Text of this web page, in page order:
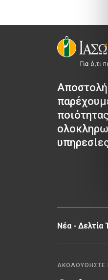
Αποστολή
ποιότητας
Νέα - Δελτία
ΑΚΟΛΟΥΘΗΣΤΕ